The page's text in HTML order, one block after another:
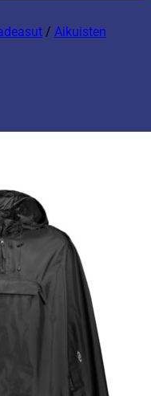
/ Aikuisten